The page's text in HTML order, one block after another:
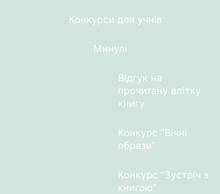
Конкурси для учнів
Минулі
Відгук на
прочитану влітку
книгу
Конкурс “Вічні
образи”
Конкурс “Зустріч з
книгою”